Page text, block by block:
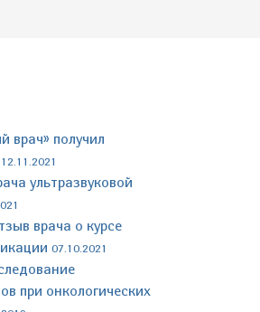
врач» получил
12.11.2021
ультразвуковой
врача о курсе
07.10.2021
при онкологических